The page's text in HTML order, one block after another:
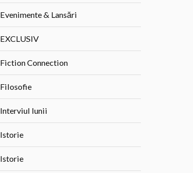
Evenimente & Lansări
EXCLUSIV
Fiction Connection
Filosofie
Interviul lunii
Istorie
Istorie